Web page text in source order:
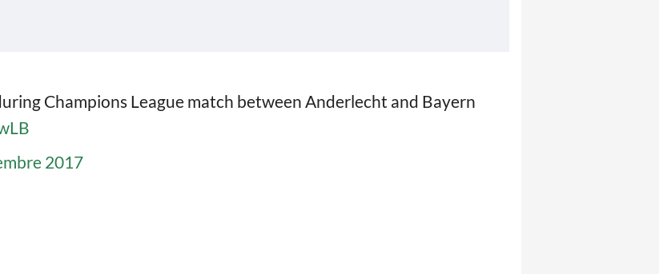
Champions League match between Anderlecht and Bayern
2017